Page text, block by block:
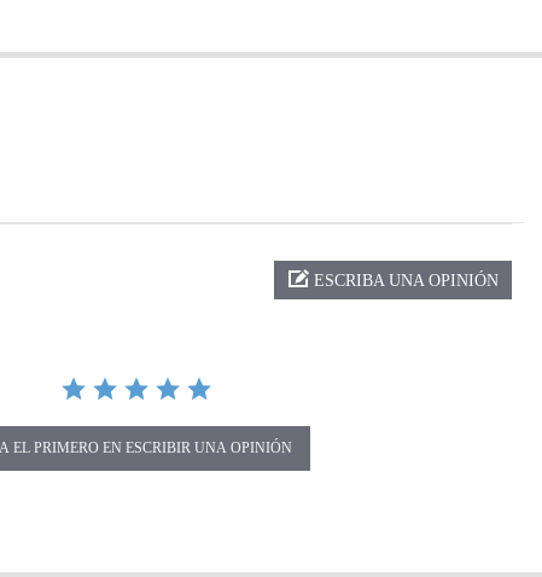
ESCRIBA UNA OPINIÓN
EL PRIMERO EN ESCRIBIR UNA OPINIÓN